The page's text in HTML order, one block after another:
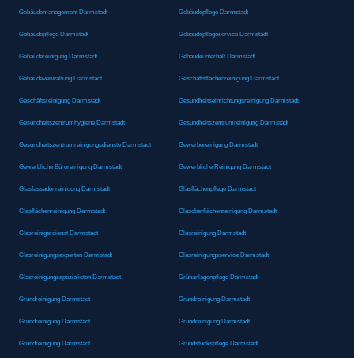
Gebäudemanagement Darmstadt Gebäudepflege Darmstadt
Gebäudepflege Darmstadt Gebäudepflegeservice Darmstadt
Gebäudereinigung Darmstadt Gebäudeunterhalt Darmstadt
Gebäudeverwaltung Darmstadt Geschäftsflächenreinigung Darmstadt
Geschäftsreinigung Darmstadt Gesundheitseinrichtungsreinigung Darmstadt
Gesundheitszentrumhygiene Darmstadt Gesundheitszentrumreinigung Darmstadt
Gesundheitszentrumreinigungsdienste Darmstadt Gewerbereinigung Darmstadt
Gewerbliche Büroreinigung Darmstadt Gewerbliche Reinigung Darmstadt
Glasfassadenreinigung Darmstadt Glasflächenpflege Darmstadt
Glasflächenreinigung Darmstadt Glasoberflächenreinigung Darmstadt
Glasreinigerdienst Darmstadt Glasreinigung Darmstadt
Glasreinigungsexperten Darmstadt Glasreinigungsservice Darmstadt
Glasreinigungsspezialisten Darmstadt Grünanlagenpflege Darmstadt
Grundreinigung Darmstadt Grundreinigung Darmstadt
Grundreinigung Darmstadt Grundreinigung Darmstadt
Grundreinigung Darmstadt Grundstückspflege Darmstadt